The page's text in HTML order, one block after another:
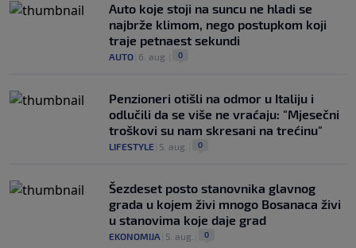
Auto koje stoji na suncu ne hladi se
najbrže klimom, nego postupkom koji
traje petnaest sekundi
AUTO 6. aug. 0
Penzioneri otišli na odmor u Italiju i
odlučili da se više ne vraćaju: "Mjesečni
troškovi su nam skresani na trećinu"
LIFESTYLE 5. aug. 0
Šezdeset posto stanovnika glavnog
grada u kojem živi mnogo Bosanaca živi
u stanovima koje daje grad
EKONOMIJA 5. aug. 0